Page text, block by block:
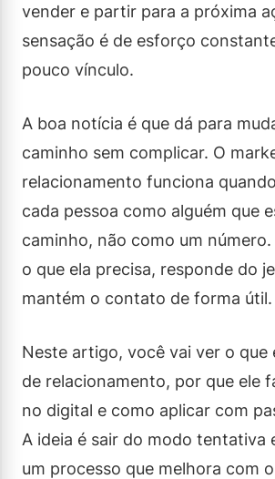
vender e partir para a próxima
sensação é de esforço
pouco vínculo.
A boa notícia é que dá para
caminho sem complicar. O
relacionamento funciona
cada pessoa como alguém que
caminho, não como um
o que ela precisa, responde do
mantém o contato de forma útil.
Neste artigo, você vai ver o que
de relacionamento, por que ele
no digital e como aplicar com
A ideia é sair do modo tentativa
um processo que melhora com